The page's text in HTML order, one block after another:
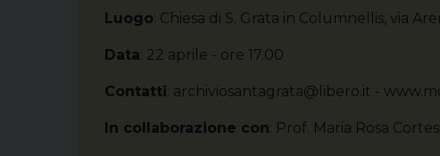
Luogo: Chiesa di S. Grata in Columnellis, via
Data: 22 aprile - ore 17.00
Contatti: archiviosantagrata@libero.it -
In collaborazione con: Prof. Maria Rosa Cortesi